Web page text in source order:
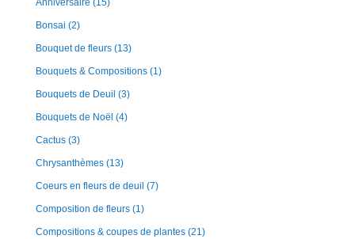
Anniversaire (15)
Bonsai (2)
Bouquet de fleurs (13)
Bouquets & Compositions (1)
Bouquets de Deuil (3)
Bouquets de Noël (4)
Cactus (3)
Chrysanthèmes (13)
Coeurs en fleurs de deuil (7)
Composition de fleurs (1)
Compositions & coupes de plantes (21)